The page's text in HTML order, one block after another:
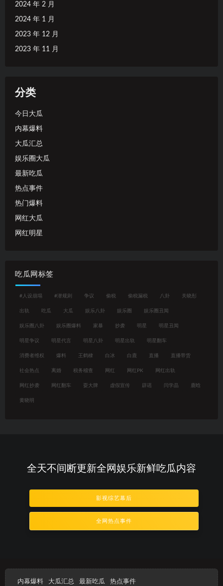
2024 年 2 月
2024 年 1 月
2023 年 12 月
2023 年 11 月
分类
今日大瓜
内幕爆料
大瓜汇总
娱乐圈大瓜
最新吃瓜
热点事件
热门爆料
网红大瓜
网红明星
吃瓜网标签
#人设崩塌 #潜规则 争议 偷税 偷税漏税 八卦 关晓彤
出轨 吃瓜 大瓜 娱乐八卦 娱乐圈 娱乐圈丑闻
娱乐圈八卦 娱乐圈爆料 家暴 抄袭 明星 明星丑闻
明星争议 明星代言 明星八卦 明星出轨 明星翻车
消费者维权 爆料 王鹤棣 白冰 白鹿 直播 直播带货
社会热点 离婚 税务稽查 网红 网红PK 网红出轨
网红抄袭 网红翻车 耍大牌 虚假宣传 辟谣 闫学晶 鹿晗
黄晓明
全天不间断更新全网娱乐新鲜吃瓜内容
影视综艺幕后
全网热点事件
内幕爆料 大瓜汇总 最新吃瓜 热点事件